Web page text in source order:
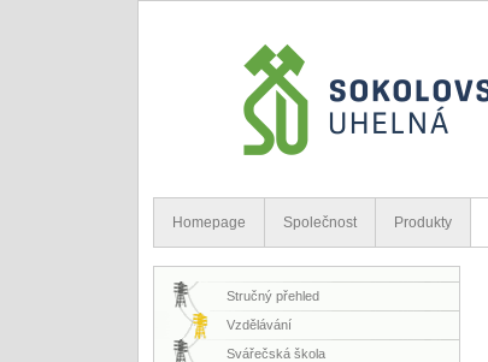
Homepage Společnost Produkty
Stručný přehled
Vzdělávání
Svářečská škola